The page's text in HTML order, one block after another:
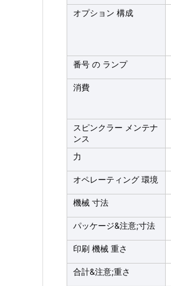
オプション 構成
番号 の ランプ
消費
スピンクラー メンテナ
ンス
力
オペレーティング 環境
機械 寸法
パッケージ&注意;寸法
印刷 機械 重さ
合計&注意;重さ